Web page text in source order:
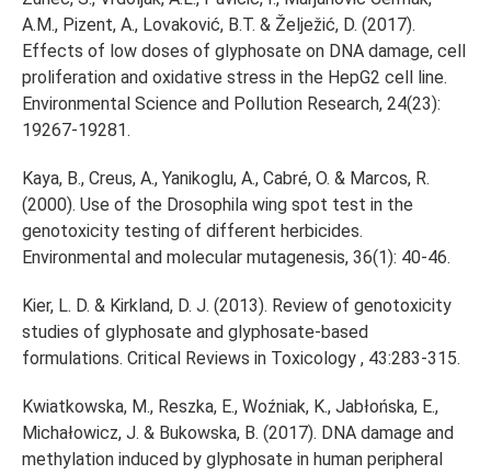
A.M., Pizent, A., Lovaković, B.T. & Želježić, D. (2017).
Effects of low doses of glyphosate on DNA damage, cell
proliferation and oxidative stress in the HepG2 cell line.
Environmental Science and Pollution Research, 24(23):
19267-19281.
Kaya, B., Creus, A., Yanikoglu, A., Cabré, O. & Marcos, R.
(2000). Use of the Drosophila wing spot test in the
genotoxicity testing of different herbicides.
Environmental and molecular mutagenesis, 36(1): 40-46.
Kier, L. D. & Kirkland, D. J. (2013). Review of genotoxicity
studies of glyphosate and glyphosate-based
formulations. Critical Reviews in Toxicology , 43:283-315.
Kwiatkowska, M., Reszka, E., Woźniak, K., Jabłońska, E.,
Michałowicz, J. & Bukowska, B. (2017). DNA damage and
methylation induced by glyphosate in human peripheral